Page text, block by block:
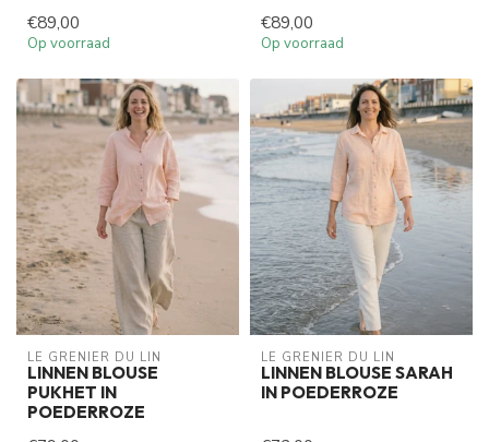
€89,00
Op voorraad
€89,00
Op voorraad
LE GRENIER DU LIN
LINNEN BLOUSE
PUKHET IN
POEDERROZE
LE GRENIER DU LIN
LINNEN BLOUSE SARAH
IN POEDERROZE